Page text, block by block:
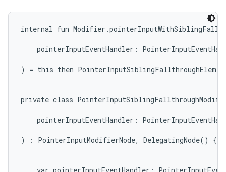
internal fun
pointerInputEventHandler:
) = this then
private class
pointerInputEventHandler:
) : PointerInputModifierNode, DelegatingNode() {